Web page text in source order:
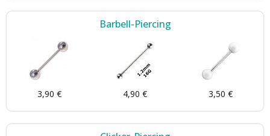
Barbell-Piercing
3,90 € 4,90 € 3,50 €